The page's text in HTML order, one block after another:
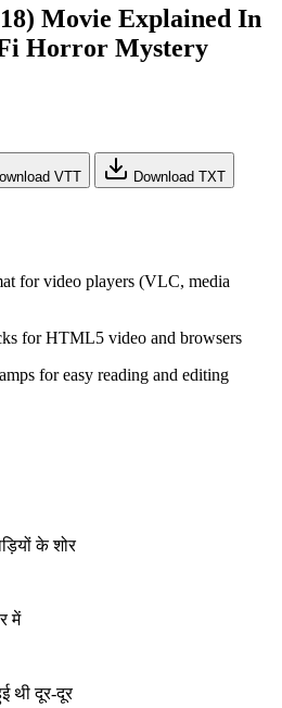
Movie Explained In
Horror Mystery
VTT Download TXT
for video players (VLC, media
for HTML5 video and browsers
for easy reading and editing
के शोर
में
थी दूर-दूर